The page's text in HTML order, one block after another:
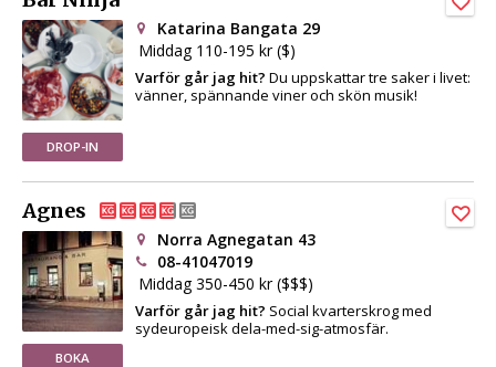
DROP-IN
Katarina Bangata 29
Middag 110-195 kr ($)
Varför går jag hit? Du uppskattar tre saker i livet:
vänner, spännande viner och skön musik!
Agnes
BOKA
Norra Agnegatan 43
08-41047019
Middag 350-450 kr ($$$)
Varför går jag hit? Social kvarterskrog med
sydeuropeisk dela-med-sig-atmosfär.